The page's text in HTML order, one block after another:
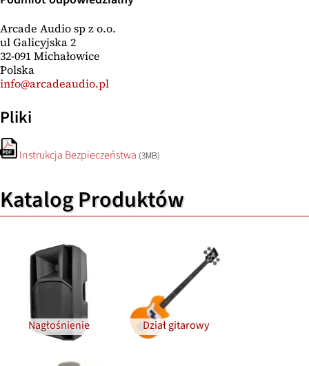
Arcade Audio sp z o.o.
ul Galicyjska 2
32-091 Michałowice
Polska
info@arcadeaudio.pl
Pliki
Instrukcja Bezpieczeństwa (3MB)
Katalog Produktów
Nagłośnienie Dział gitarowy